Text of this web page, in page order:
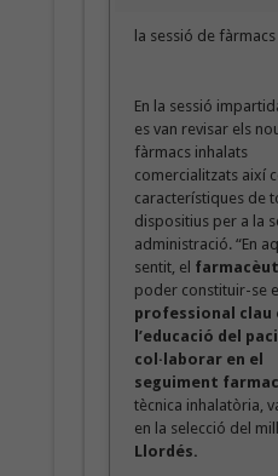
la sessió de
En la sessió
es van revisar els
fàrmacs inhalats
comercialitzats així
característiques de
dispositius per a la
administració. “En
sentit, el
poder constituir-se
professional clau
l’educació del
col·laborar en el
seguiment
tècnica inhalatòria,
en la selecció del
Llordés.